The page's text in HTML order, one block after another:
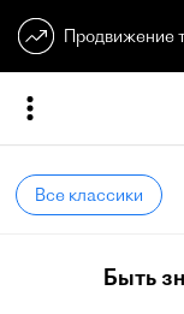
Продвижение
Все классики
Быть